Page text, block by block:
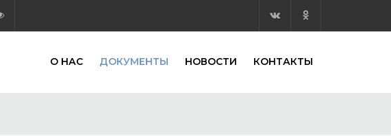
О НАС ДОКУМЕНТЫ НОВОСТИ КОНТАКТЫ